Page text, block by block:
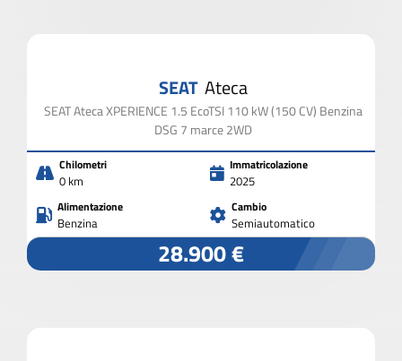
SEAT Ateca
SEAT Ateca XPERIENCE 1.5 EcoTSI 110 kW (150 CV) Benzina
DSG 7 marce 2WD
Chilometri
0 km
Immatricolazione
2025
Alimentazione
Benzina
Cambio
Semiautomatico
28.900 €